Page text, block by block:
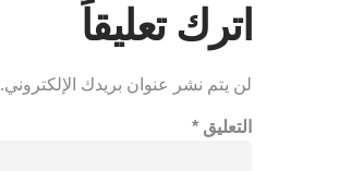
اترك تعليقاً
لن يتم نشر عنوان بريدك الإلكتروني.
التعليق *